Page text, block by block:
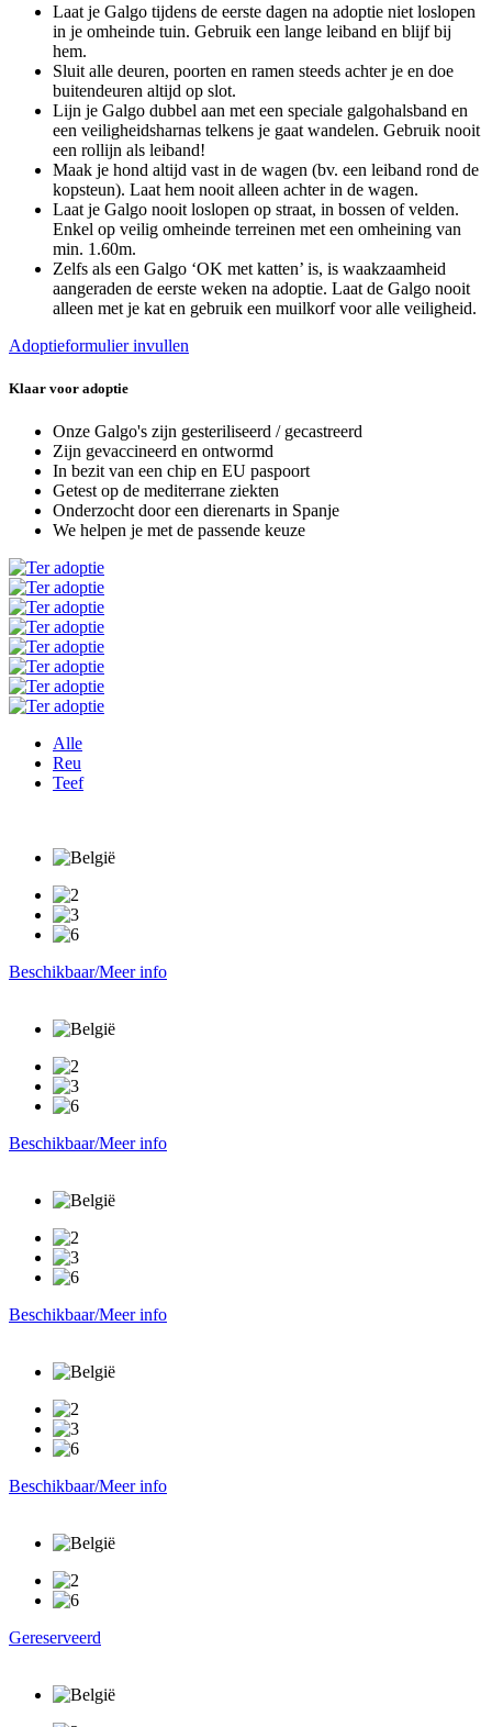
Laat je Galgo tijdens de eerste dagen na adoptie niet loslopen
in je omheinde tuin. Gebruik een lange leiband en blijf bij
hem.
Sluit alle deuren, poorten en ramen steeds achter je en doe
buitendeuren altijd op slot.
Lijn je Galgo dubbel aan met een speciale galgohalsband en
een veiligheidsharnas telkens je gaat wandelen. Gebruik nooit
een rollijn als leiband!
Maak je hond altijd vast in de wagen (bv. een leiband rond de
kopsteun). Laat hem nooit alleen achter in de wagen.
Laat je Galgo nooit loslopen op straat, in bossen of velden.
Enkel op veilig omheinde terreinen met een omheining van
min. 1.60m.
Zelfs als een Galgo ‘OK met katten’ is, is waakzaamheid
aangeraden de eerste weken na adoptie. Laat de Galgo nooit
alleen met je kat en gebruik een muilkorf voor alle veiligheid.
Adoptieformulier invullen
Klaar voor adoptie
Onze Galgo's zijn gesteriliseerd / gecastreerd
Zijn gevaccineerd en ontwormd
In bezit van een chip en EU paspoort
Getest op de mediterrane ziekten
Onderzocht door een dierenarts in Spanje
We helpen je met de passende keuze
Alle
Reu
Teef
Beschikbaar/Meer info
Beschikbaar/Meer info
Beschikbaar/Meer info
Beschikbaar/Meer info
Gereserveerd